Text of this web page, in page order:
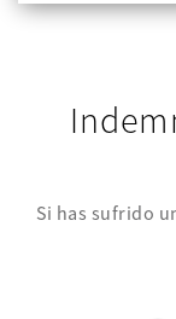
Si has sufrido